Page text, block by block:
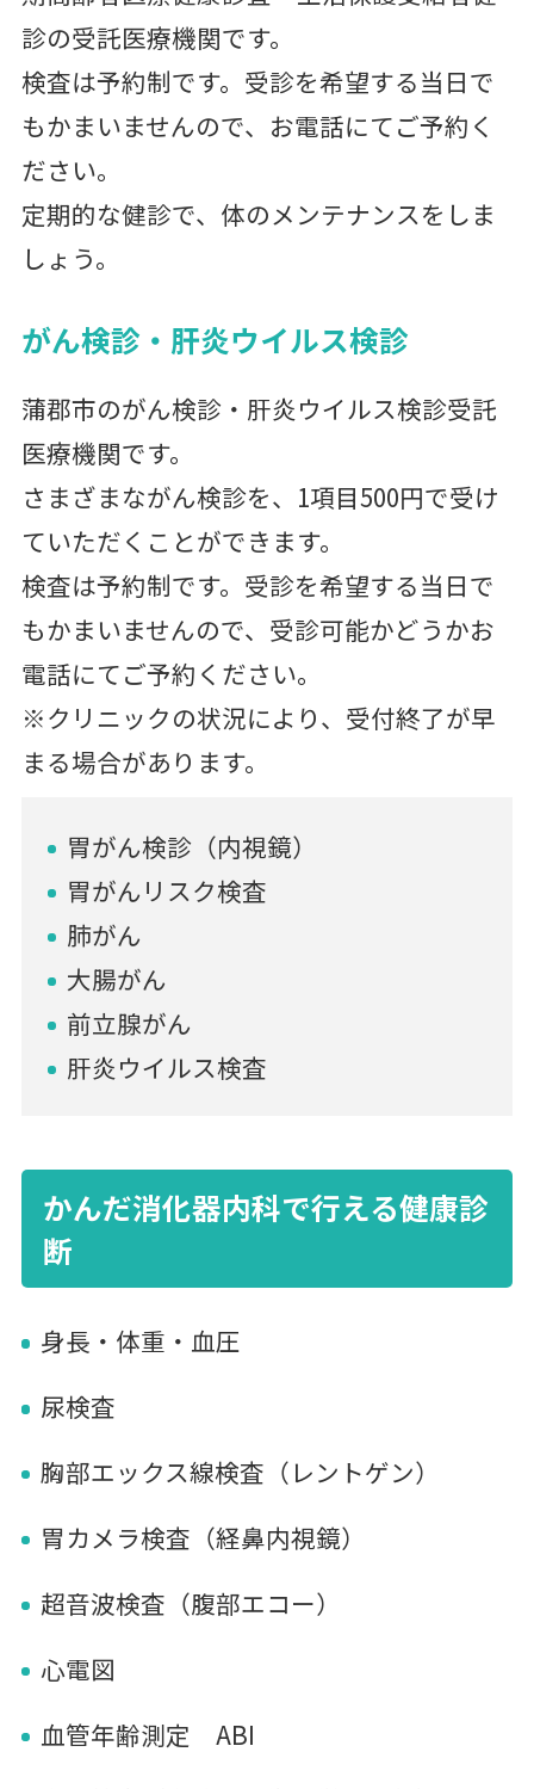
診の受託医療機関です。
検査は予約制です。受診を希望する当日で
もかまいませんので、お電話にてご予約く
ださい。
定期的な健診で、体のメンテナンスをしま
しょう。
がん検診・肝炎ウイルス検診
蒲郡市のがん検診・肝炎ウイルス検診受託
医療機関です。
さまざまながん検診を、1項目500円で受け
ていただくことができます。
検査は予約制です。受診を希望する当日で
もかまいませんので、受診可能かどうかお
電話にてご予約ください。
※クリニックの状況により、受付終了が早
まる場合があります。
胃がん検診（内視鏡）
胃がんリスク検査
肺がん
大腸がん
前立腺がん
肝炎ウイルス検査
かんだ消化器内科で行える健康診
断
身長・体重・血圧
尿検査
胸部エックス線検査（レントゲン）
胃カメラ検査（経鼻内視鏡）
超音波検査（腹部エコー）
心電図
血管年齢測定 ABI